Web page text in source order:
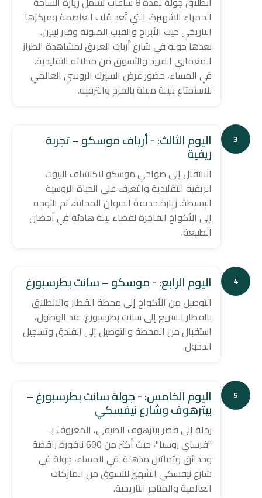
الحمراء الشهيرة، التي تُعد قلب العاصمة ومركزها
التاريخي حيث الأبراج والقبب الملونة وقبر لينين.
بعدها جولة في شارع أربات العريق لمشاهدة الطراز
المعماري الفريد والتسوق من محلاته التقليدية.
في المساء، حضور عرض السيرك الروسي العالمي
للاستمتاع بليلة مليئة بالمرح والترفيه.
3 اليوم الثالث: - أرياف موسكو – تجربة
ريفية
الانتقال إلى ضواحي موسكو لاكتشاف البيوت
الريفية التقليدية والتعرف على الحياة الروسية
البسيطة. زيارة حديقة الحيوان المحلية، ثم التوجه
إلى الأكواخ الفاخرة لقضاء ليلة هادئة في أحضان
الطبيعة.
4 اليوم الرابع: - موسكو – سانت بطرسبورغ
التوصيل من الأكواخ إلى محطة القطار والانطلاق
بالقطار السريع إلى سانت بطرسبورغ. عند الوصول،
استقبال من المحطة والتوصيل إلى الفندق وتسجيل
الدخول.
5 اليوم الخامس: - جولة سانت بطرسبورغ –
بيترهوف وشارع نيفسكي
رحلة إلى قصر بيترهوف الصيفي، المعروف بـ
"فرساي روسيا"، حيث أكثر من 600 نافورة راقصة
وحدائق وتماثيل مذهلة. في المساء، جولة في
شارع نيفسكي الشهير للتسوق من الماركات
العالمية والمتاجر التاريخية.